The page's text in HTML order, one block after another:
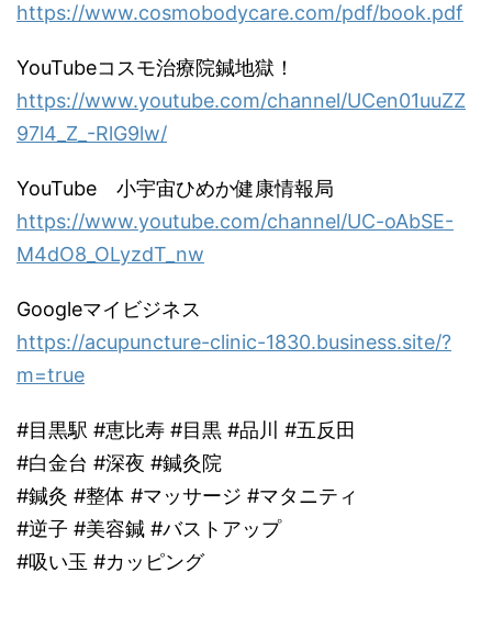
https://www.cosmobodycare.com/pdf/book.pdf
YouTubeコスモ治療院鍼地獄！
https://www.youtube.com/channel/UCen01uuZZ
97l4_Z_-RlG9lw/
YouTube 小宇宙ひめか健康情報局
https://www.youtube.com/channel/UC-oAbSE-
M4dO8_OLyzdT_nw
Googleマイビジネス
https://acupuncture-clinic-1830.business.site/?
m=true
#目黒駅 #恵比寿 #目黒 #品川 #五反田
#白金台 #深夜 #鍼灸院
#鍼灸 #整体 #マッサージ #マタニティ
#逆子 #美容鍼 #バストアップ
#吸い玉 #カッピング